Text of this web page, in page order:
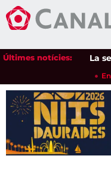
Últimes notícies:La